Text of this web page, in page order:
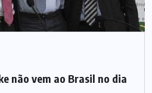
não vem ao Brasil no dia